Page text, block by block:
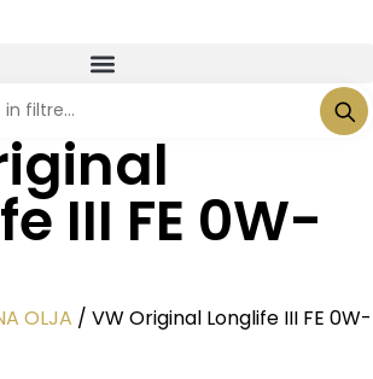
III FE 0W-
OLJA / VW Original Longlife III FE 0W-